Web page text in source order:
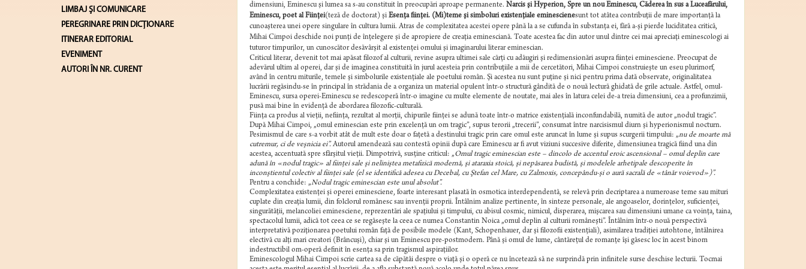
LIMBAJ ŞI COMUNICARE
PEREGRINARE PRIN DICȚIONARE
ITINERAR EDITORIAL
EVENIMENT
AUTORI ÎN NR. CURENT
dimensiuni, Eminescu şi lumea sa s-au constituit în preocupări aproape permanente. Narcis şi Hyperion, Spre un nou Eminescu, Căderea în sus a Luceafărului,
Eminescu, poet al Fiinţei(teză de doctorat) şi Esenţa fiinţei. (Mi)teme şi simboluri existenţiale eminescienesunt tot atâtea contribuţii de mare importanţă la
cunoaşterea unei opere singulare în cultura lumii. Atras de complexitatea acestei opere până la a se cufunda în substanţa ei, fără a-şi pierde luciditatea critică,
Mihai Cimpoi deschide noi punţi de înţelegere şi de apropiere de creaţia eminesciană. Toate acestea fac din autor unul dintre cei mai apreciaţi eminescologi ai
tuturor timpurilor, un cunoscător desăvârşit al existenţei omului şi imaginarului literar eminescian.
Criticul literar, devenit tot mai apăsat filozof al culturii, revine asupra ultimei sale cărţi cu adăugiri şi redimensionări asupra fiinţei eminesciene. Preocupat de
adevărul ultim al operei, dar şi de imaginea constituită în jurul acesteia prin contribuţiile a mii de cercetători, Mihai Cimpoi construieşte un eseu plurimorf,
având în centru miturile, temele şi simbolurile existenţiale ale poetului român. Şi acestea nu sunt puţine şi nici pentru prima dată observate, originalitatea
lucrării regăsindu-se în principal în strădania de a organiza un material opulent într-o structură gândită de o nouă lectură ghidată de grile actuale. Astfel, omul-
Eminescu, sursa operei-Eminescu se redescoperă într-o imagine cu multe elemente de noutate, mai ales în latura celei de-a treia dimensiuni, cea a profunzimii,
pusă mai bine în evidenţă de abordarea filozofic-culturală.
Fiinţa ca produs al vieţii, nefiinţa, rezultat al morţii, chipurile fiinţei se adună toate într-o matrice existenţială inconfundabilă, numită de autor „nodul tragic”.
După Mihai Cimpoi, „omul eminescian este prin excelenţă un om tragic”, supus terorii „trecerii”, consumat între narcisismul diurn şi hyperionismul nocturn.
Pesimismul de care s-a vorbit atât de mult este doar o faţetă a destinului tragic prin care omul este aruncat în lume şi supus scurgerii timpului: „nu de moarte mă
cutremur, ci de veşnicia ei”.Autorul amendează sau contestă opinii după care Eminescu ar fi avut viziuni succesive diferite, dimensiunea tragică fiind una din
acestea, accentuată spre sfârşitul vieţii. Dimpotrivă, susţine criticul: „Omul tragic eminescian este – dincolo de accentul eroic ascensional – omul deplin care
adună în «nodul tragic» al fiinţei sale şi neliniştea metafizică modernă, şi ataraxia stoică, şi nepăsarea budistă, şi modelele arhetipale descoperite în
inconştientul colectiv al fiinţei sale (el se identifică adesea cu Decebal, cu Ştefan cel Mare, cu Zalmoxis, concepându-şi o aură sacrală de «tânăr voievod»)”.
Pentru a conchide: „Nodul tragic eminescian este unul absolut”.
Complexitatea existenţei şi operei eminesciene, foarte interesant plasată în osmotica interdependentă, se relevă prin decriptarea a numeroase teme sau mituri
cuplate din creaţia lumii, din folclorul românesc sau invenţii proprii. Întâlnim analize pertinente, în sinteze personale, ale angoaselor, dorinţelor, suficienţei,
singurătăţii, melancoliei eminesciene, reprezentări ale spaţiului şi timpului, cu abisul cosmic, nimicul, disperarea, mişcarea sau dimensiuni umane ca voinţa, taina,
spectacolul lumii, adică tot ceea ce se regăseşte la ceea ce numea Constantin Noica „omul deplin al culturii româneşti”. Întâlnim într-o nouă perspectivă
interpretativă poziţionarea poetului român faţă de posibile modele (Kant, Schopenhauer, dar şi filozofii existenţiali), asimilarea tradiţiei autohtone, întâlnirea
electivă cu alţi mari creatori (Brâncuşi), chiar şi un Eminescu pre-postmodern. Până şi omul de lume, cântăreţul de romanţe îşi găsesc loc în acest binom
indestructibil om-operă definit în esenţa sa prin tragismul aspiraţiilor.
Eminescologul Mihai Cimpoi scrie cartea sa de căpătâi despre o viaţă şi o operă ce nu încetează să ne surprindă prin infinitele surse deschise lecturii. Tocmai